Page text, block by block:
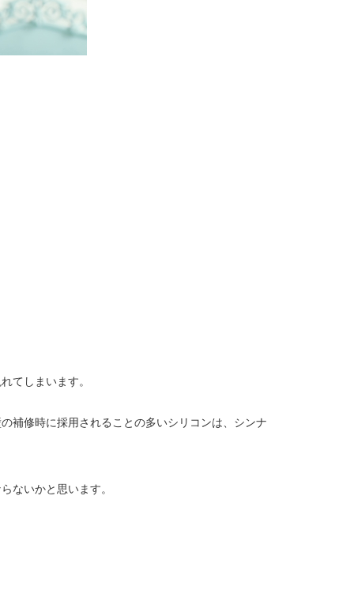
てしまいます。
補修時に採用されることの多いシリコンは、シンナ
ないかと思います。